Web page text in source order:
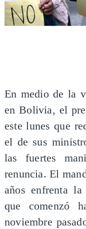
En medio de la
en Bolivia, el
este lunes que
el de sus
las fuertes
renuncia. El
años enfrenta
que comenzó
noviembre